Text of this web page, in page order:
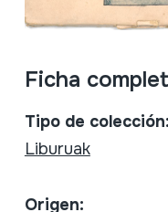
Ficha
Tipo de colección:
Liburuak
Origen: